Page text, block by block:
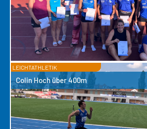
LEICHTATHLETIK
Colin Hoch über 400m